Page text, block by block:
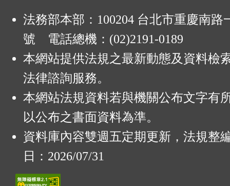
法務部本部：100204 台北市重慶南路
號 電話總機：(02)2191-0189
本網站提供法規之最新動態及資料檢
法律諮詢服務。
本網站法規資料若與機關公布文字有
以公布之書面資料為準。
資料庫內容雙週五定期更新，法規整
日：2026/07/31